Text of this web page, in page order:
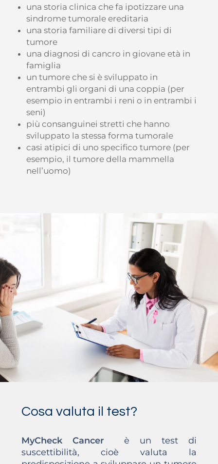
una storia clinica che fa ipotizzare una
sindrome tumorale ereditaria
una storia familiare di diversi tipi di
tumore
una diagnosi di cancro in giovane età in
famiglia
un tumore che si è sviluppato in
entrambi gli organi di una coppia (per
esempio in entrambi i reni o in entrambi i
seni)
più consanguinei stretti che hanno
sviluppato la stessa forma tumorale
casi atipici di uno specifico tumore (per
esempio, il tumore della mammella
nell’uomo)
Cosa valuta il test?
MyCheck Cancer
è un test di
suscettibilità, cioè valuta la